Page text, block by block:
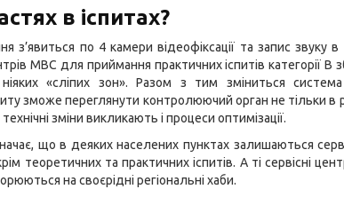
в іспитах?
з’явиться по 4 камери відеофіксації та запис звуку
МВС для приймання практичних іспитів категорії В
«сліпих зон». Разом з тим зміниться
зможе переглянути контролюючий орган не тільки в
зміни викликають і процеси оптимізації.
що в деяких населених пунктах залишаються
теоретичних та практичних іспитів. А ті сервісні
на своєрідні регіональні хаби.